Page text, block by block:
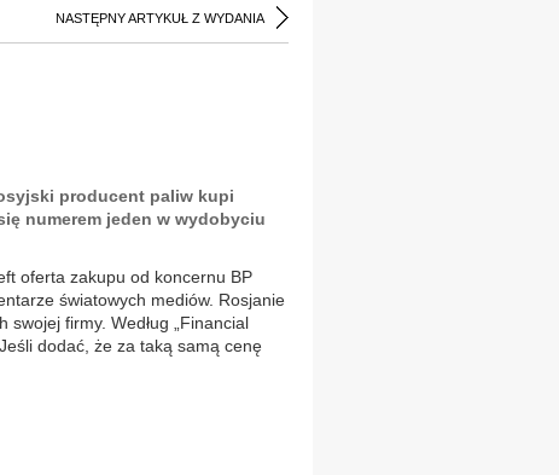
NASTĘPNY ARTYKUŁ Z WYDANIA
producent paliw kupi
numerem jeden w wydobyciu
oferta zakupu od koncernu BP
światowych mediów. Rosjanie
swojej firmy. Według „Financial
dodać, że za taką samą cenę